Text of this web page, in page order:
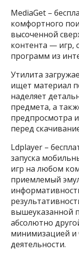
MediaGet –
комфортного
высоченной
контента — игр,
программ из
Утилита
ищет материал
наделяет
предмета, а
предпросмотра
перед
Ldplayer –
запуска
игр на любом
приемлемый
вышеуказанной
абсолютно
минимизацией и
деятельности.